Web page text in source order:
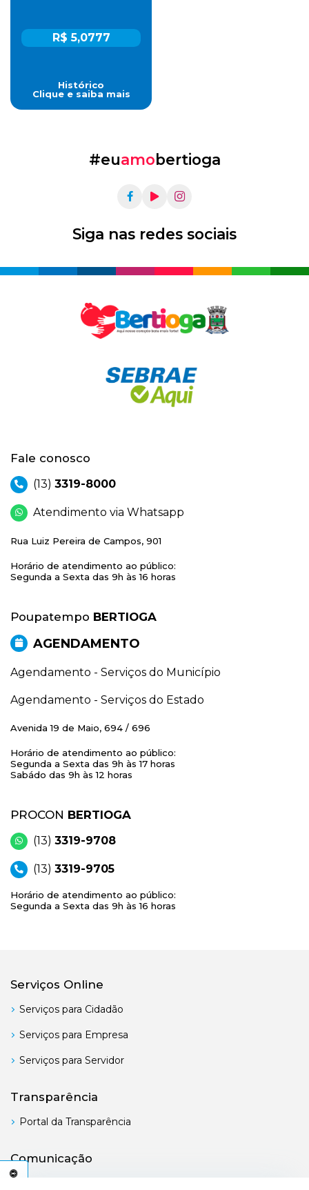
R$ 5,0777
Histórico
Clique e saiba mais
#euamobertioga
Siga nas redes sociais
Fale conosco
(13) 3319-8000
Atendimento via Whatsapp
Rua Luiz Pereira de Campos, 901
Horário de atendimento ao público:
Segunda a Sexta das 9h às 16 horas
Poupatempo BERTIOGA
AGENDAMENTO
Agendamento - Serviços do Município
Agendamento - Serviços do Estado
Avenida 19 de Maio, 694 / 696
Horário de atendimento ao público:
Segunda a Sexta das 9h às 17 horas
Sabádo das 9h às 12 horas
PROCON BERTIOGA
(13) 3319-9708
(13) 3319-9705
Horário de atendimento ao público:
Segunda a Sexta das 9h às 16 horas
Serviços Online
Serviços para Cidadão
Serviços para Empresa
Serviços para Servidor
Transparência
Portal da Transparência
Comunicação